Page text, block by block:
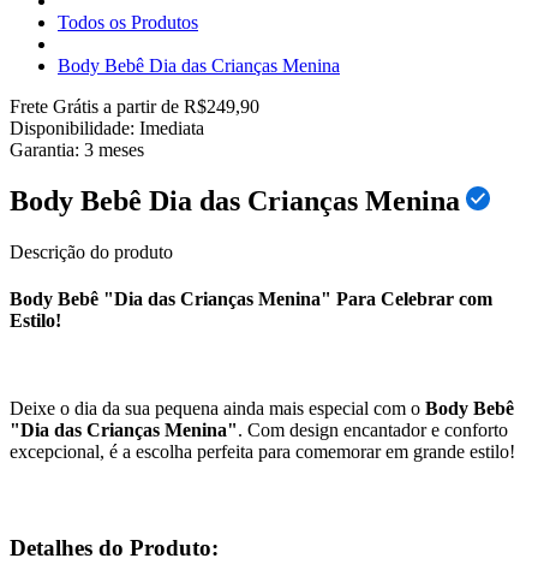
Todos os Produtos
Body Bebê Dia das Crianças Menina
Frete Grátis a partir de R$249,90
Disponibilidade: Imediata
Garantia: 3 meses
Body Bebê Dia das Crianças Menina
Descrição do produto
Body Bebê "Dia das Crianças Menina" Para Celebrar com
Estilo!
Deixe o dia da sua pequena ainda mais especial com o Body Bebê
"Dia das Crianças Menina". Com design encantador e conforto
excepcional, é a escolha perfeita para comemorar em grande estilo!
Detalhes do Produto: